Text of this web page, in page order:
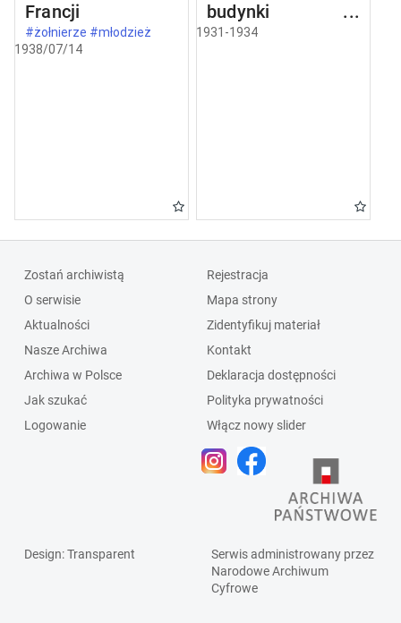
Francji
#żołnierze #młodzież
1938/07/14
budynki w
Częstochowie
1931-1934
Zostań archiwistą
O serwisie
Aktualności
Nasze Archiwa
Archiwa w Polsce
Jak szukać
Logowanie
Rejestracja
Mapa strony
Zidentyfikuj materiał
Kontakt
Deklaracja dostępności
Polityka prywatności
Włącz nowy slider
Design: Transparent
Serwis administrowany przez
Narodowe Archiwum
Cyfrowe